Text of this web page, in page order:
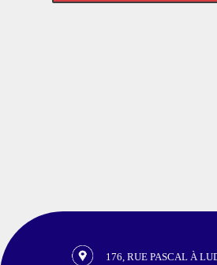
176, RUE PASCAL À